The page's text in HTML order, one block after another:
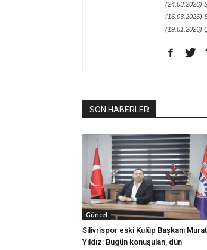
(24.03.2026)
(16.03.2026)
(19.01.2026)
SON HABERLER
Güncel
Silivrispor eski Kulüp Başkanı Murat
Yıldız: Bugün konuşulan, dün